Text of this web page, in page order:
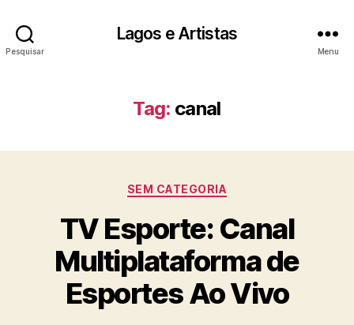
Pesquisar
Lagos e Artistas
Menu
Tag: canal
Categorias
SEM CATEGORIA
TV Esporte: Canal
Multiplataforma de
Esportes Ao Vivo